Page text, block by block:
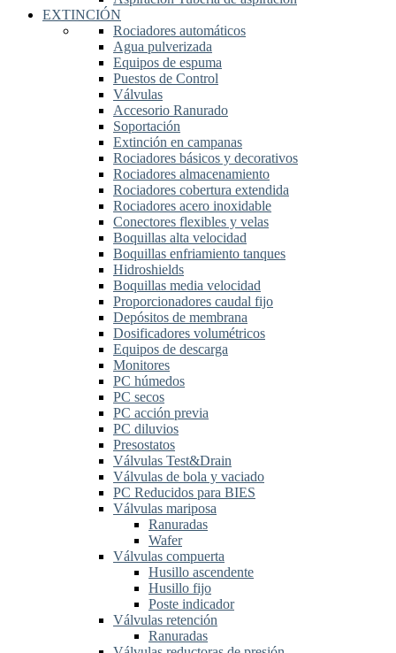
EXTINCIÓN
Rociadores automáticos
Agua pulverizada
Equipos de espuma
Puestos de Control
Válvulas
Accesorio Ranurado
Soportación
Extinción en campanas
Rociadores básicos y decorativos
Rociadores almacenamiento
Rociadores cobertura extendida
Rociadores acero inoxidable
Conectores flexibles y velas
Boquillas alta velocidad
Boquillas enfriamiento tanques
Hidroshields
Boquillas media velocidad
Proporcionadores caudal fijo
Depósitos de membrana
Dosificadores volumétricos
Equipos de descarga
Monitores
PC húmedos
PC secos
PC acción previa
PC diluvios
Presostatos
Válvulas Test&Drain
Válvulas de bola y vaciado
PC Reducidos para BIES
Válvulas mariposa
Ranuradas
Wafer
Válvulas compuerta
Husillo ascendente
Husillo fijo
Poste indicador
Válvulas retención
Ranuradas